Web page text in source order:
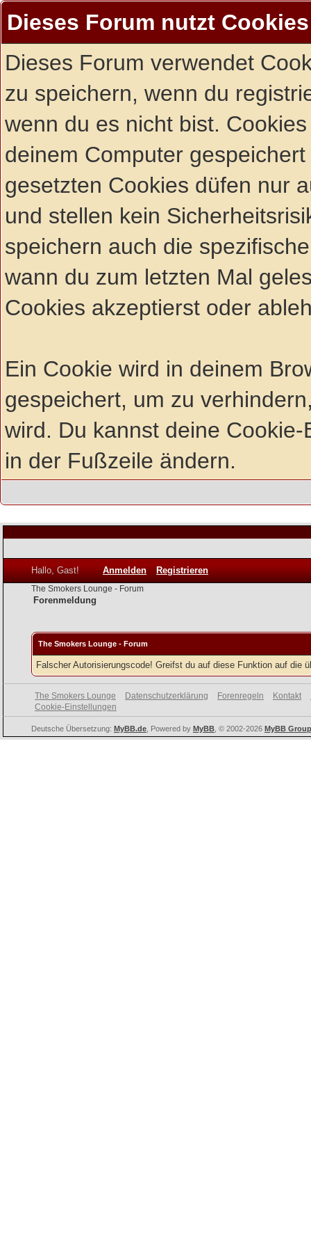
Dieses Forum nutzt Cookies
Dieses Forum verwendet
zu speichern, wenn du
wenn du es nicht bist.
deinem Computer
gesetzten Cookies düfen nur
und stellen kein
speichern auch die
wann du zum letzten Mal
Cookies akzeptierst oder
Ein Cookie wird in deinem
gespeichert, um zu
wird. Du kannst deine
in der Fußzeile ändern.
Hallo, Gast! Anmelden Registrieren
The Smokers Lounge - Forum
Forenmeldung
The Smokers Lounge - Forum
Falscher Autorisierungscode! Greifst du auf diese Funktion auf die
The Smokers Lounge Datenschutzerklärung Forenregeln Kontakt
Cookie-Einstellungen
Deutsche Übersetzung: MyBB.de , Powered by MyBB , © 2002-2026 MyBB Group